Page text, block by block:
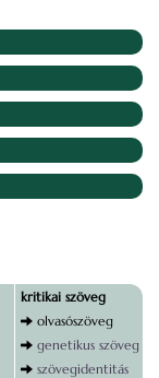
kritikai szöveg
olvasószöveg
genetikus szöveg
szövegidentitás